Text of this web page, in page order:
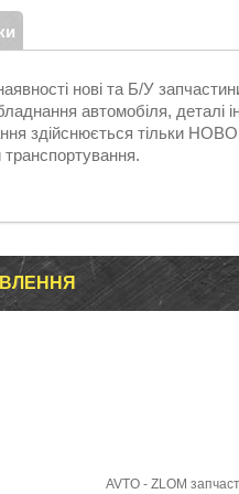
нові та Б/У
автомобіля, деталі
здійснюється тільки
транспортування.